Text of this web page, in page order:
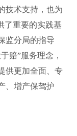
技术支持，也为
了重要的实践基
监分局的指导
赔”服务理念，
供更加全面、专
、增产保驾护